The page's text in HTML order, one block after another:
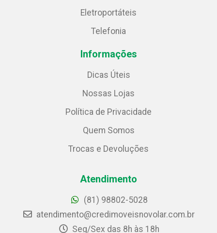
Eletroportáteis
Telefonia
Informações
Dicas Úteis
Nossas Lojas
Política de Privacidade
Quem Somos
Trocas e Devoluções
Atendimento
(81) 98802-5028
atendimento@credimoveisnovolar.com.br
Seg/Sex das 8h às 18h